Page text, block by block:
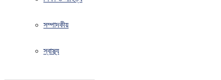
সম্পাদকীয়
স্বাস্থ্য